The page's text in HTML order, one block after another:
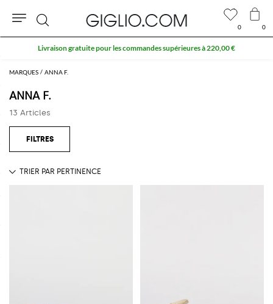
MARQUES ANNA F.
ANNA F.
13 Articles
0 0
Rechercher
Livraison gratuite pour les commandes supérieures à 220,00 €